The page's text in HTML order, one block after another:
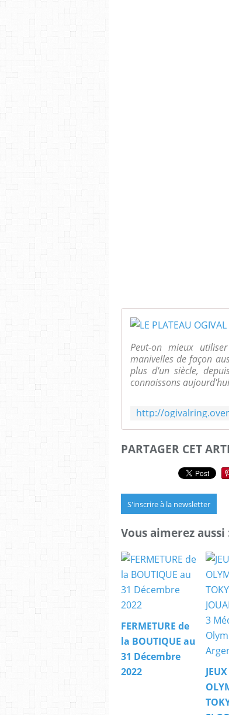
Peut-on mieux
manivelles de façon
plus d'un siècle,
connaissons
PARTAGER CET
S'inscrire à la newsletter
Vous aimerez aussi
FERMETURE de
la BOUTIQUE au
31 Décembre
2022
JEUX